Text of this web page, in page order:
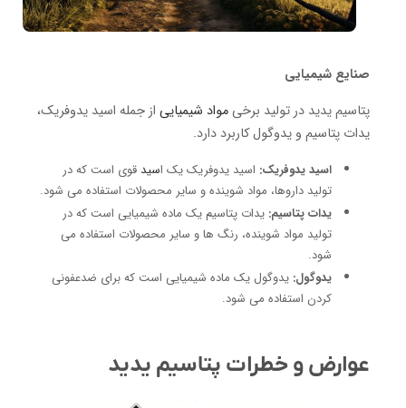
صنایع شیمیایی
پتاسیم یدید در تولید برخیمواد شیمیایی از جمله اسید یدوفریک،
یدات پتاسیم و یدوگول کاربرد دارد.
اسید یدوفریک: اسید یدوفریک یک اسید قوی است که در
تولید داروها، مواد شوینده و سایر محصولات استفاده می شود.
یدات پتاسیم: یدات پتاسیم یک ماده شیمیایی است که در
تولید مواد شوینده، رنگ ها و سایر محصولات استفاده می
شود.
یدوگول: یدوگول یک ماده شیمیایی است که برای ضدعفونی
کردن استفاده می شود.
عوارض و خطرات پتاسیم یدید